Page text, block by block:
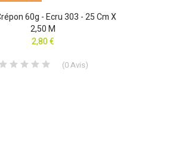
60g - Ecru 303 - 25 Cm X
2,50 M
2,80 €
(0Avis)